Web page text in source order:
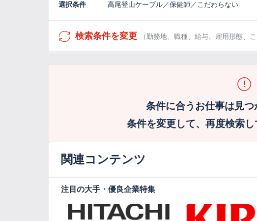
選択条件 高尾登山ケーブル／保健師／こだわらない
検索条件を変更 （勤務地、職種、給与、雇用形態、
条件に合うお仕事は見つ
条件を変更して、再度検索
関連コンテンツ
注目の大手・優良企業特集